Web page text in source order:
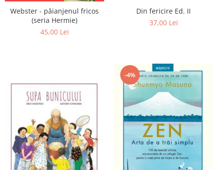
Webster - păianjenul fricos
(seria Hermie)
45,00 Lei
Din fericire Ed. II
37,00 Lei
-4%